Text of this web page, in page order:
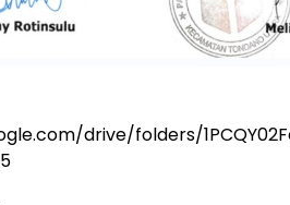
drive/folders/